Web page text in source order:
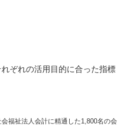
ぞれの活用目的に合った指標
福祉法人会計に精通した1,800名の会